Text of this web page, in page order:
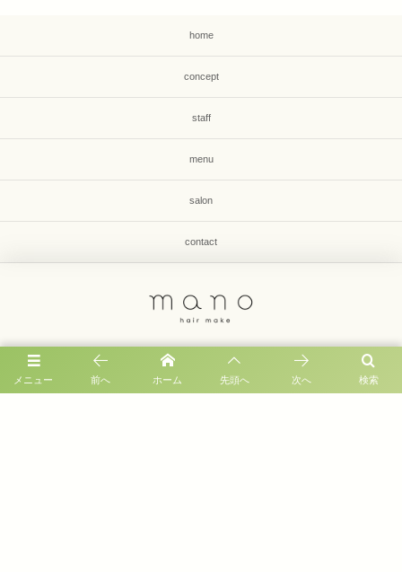
メニュー 検索
前へ ホーム 先頭へ 次へ
home
concept
staff
menu
salon
contact
福岡市早良区有田1-33-8 第2毛利コーポ1F
092-836-8649